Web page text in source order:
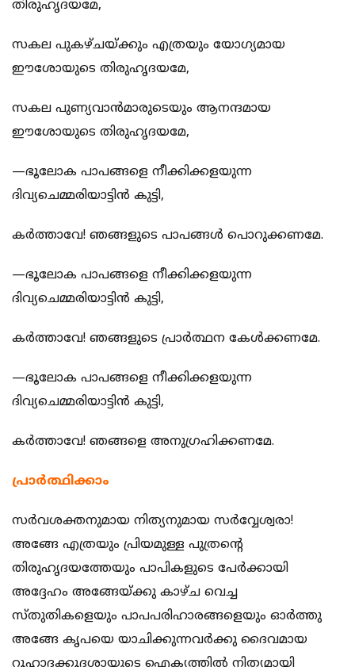
തിരുഹൃദയമേ,
സകല‍ പുകഴ്ചയ്ക്കും എത്രയും യോഗ്യമായ
ഈശോയുടെ തിരുഹൃദയമേ,
സകല പുണ്യവാന്‍മാരുടെയും ആനന്ദമായ
ഈശോയുടെ തിരുഹൃദയമേ,
—ഭൂലോക പാപങ്ങളെ നീക്കിക്കളയുന്ന
ദിവ്യചെമ്മരിയാട്ടിന്‍ കുട്ടി,
കര്‍ത്താവേ! ഞങ്ങളുടെ പാപങ്ങള്‍ പൊറുക്കണമേ.
—ഭൂലോക പാപങ്ങളെ നീക്കിക്കളയുന്ന
ദിവ്യചെമ്മരിയാട്ടിന്‍ കുട്ടി,
കര്‍ത്താവേ! ഞങ്ങളുടെ പ്രാര്‍ത്ഥന കേള്‍ക്കണമേ.
—ഭൂലോക പാപങ്ങളെ നീക്കിക്കളയുന്ന
ദിവ്യചെമ്മരിയാട്ടിന്‍ കുട്ടി,
കര്‍ത്താവേ! ഞങ്ങളെ അനുഗ്രഹിക്കണമേ.
പ്രാര്‍ത്ഥിക്കാം
സര്‍വശക്തനുമായ നിത്യനുമായ സര്‍വ്വേശ്വരാ!
അങ്ങേ എത്രയും പ്രിയമുള്ള പുത്രന്‍റെ
തിരുഹൃദയത്തേയും പാപികളുടെ പേര്‍ക്കായി
അദ്ദേഹം അങ്ങേയ്ക്കു കാഴ്ച വെച്ച
സ്തുതികളെയും പാപപരിഹാരങ്ങളെയും ഓര്‍ത്തു
അങ്ങേ കൃപയെ യാചിക്കുന്നവര്‍ക്കു ദൈവമായ